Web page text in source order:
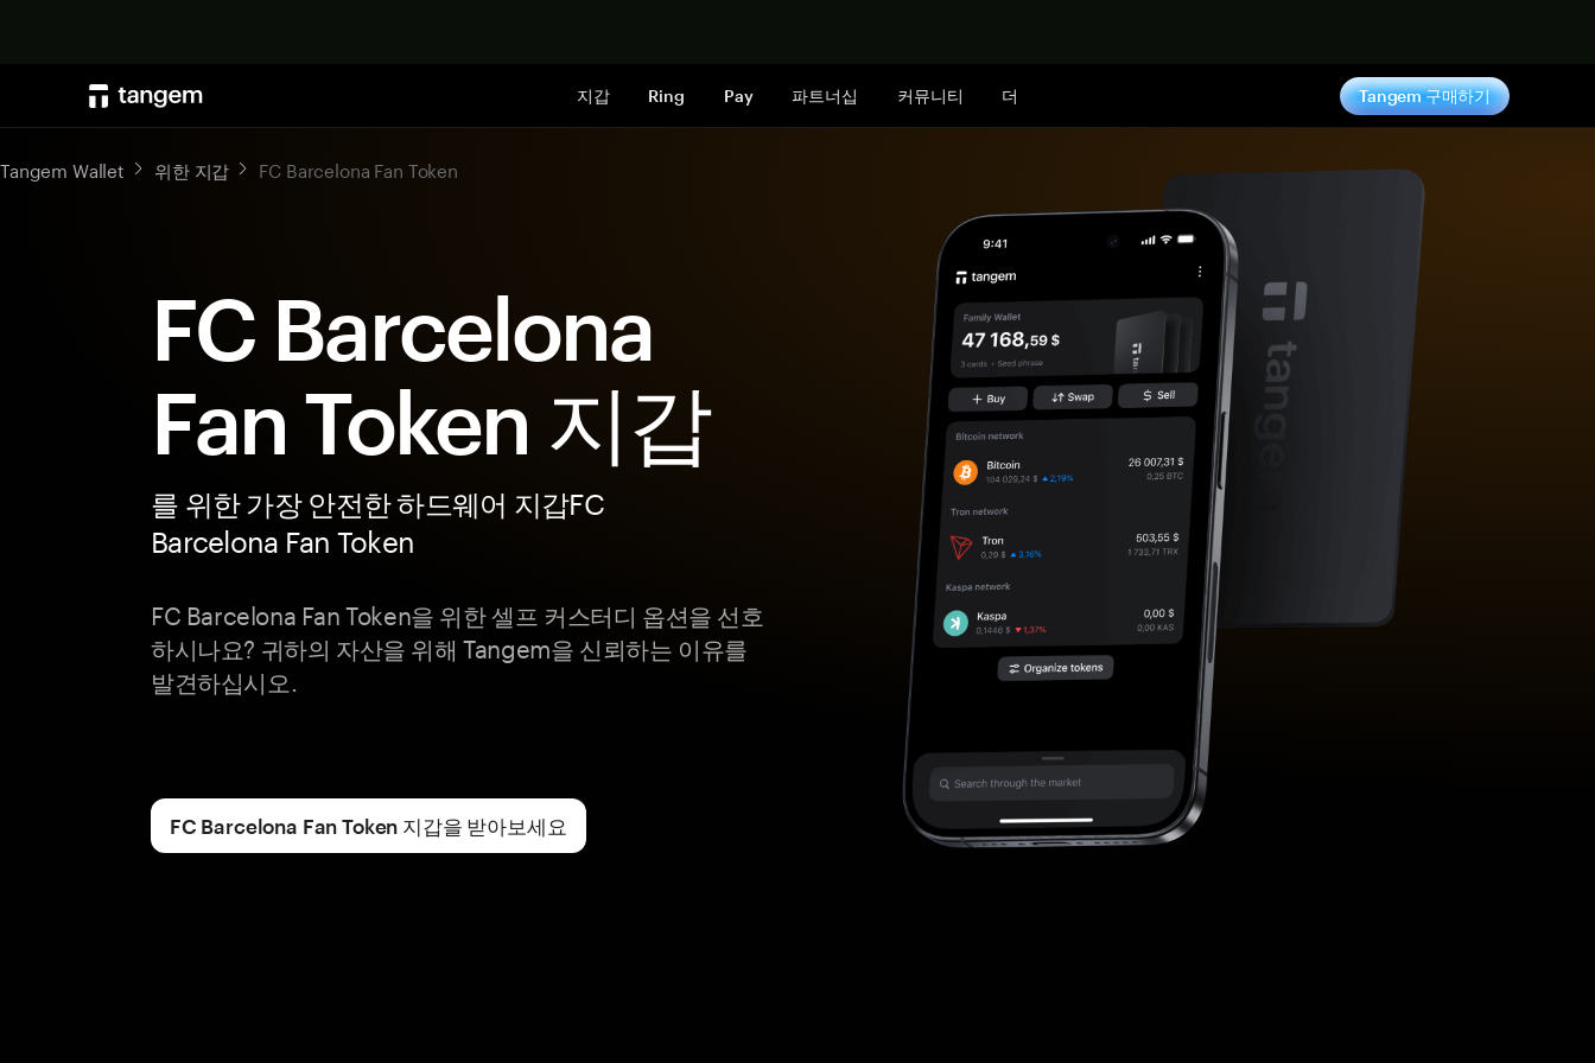
지갑 Ring Pay 파트너십 커뮤니티 더 Tangem 구매하기
Tangem Wallet 위한 지갑 FC Barcelona Fan Token
FC Barcelona
Fan Token 지갑
를 위한 가장 안전한 하드웨어 지갑FC
Barcelona Fan Token
FC Barcelona Fan Token을 위한 셀프 커스터디 옵션을 선호
하시나요? 귀하의 자산을 위해 Tangem을 신뢰하는 이유를
발견하십시오.
FC Barcelona Fan Token 지갑을 받아보세요